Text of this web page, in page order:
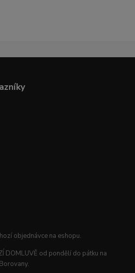
objednávce na eshopu.
DOMLUVĚ od pondělí do pátku na